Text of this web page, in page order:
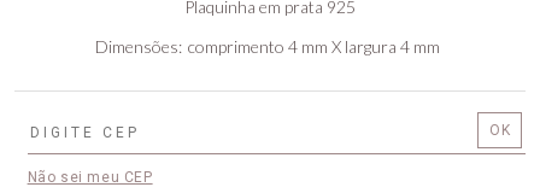
Plaquinha em prata 925
Dimensões comprimento 4 mm X largura 4 mm
Não sei meu CEP